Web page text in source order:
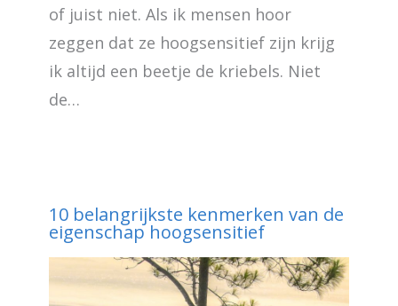
of juist niet. Als ik mensen hoor
zeggen dat ze hoogsensitief zijn krijg
ik altijd een beetje de kriebels. Niet
de…
10 belangrijkste kenmerken van de
eigenschap hoogsensitief